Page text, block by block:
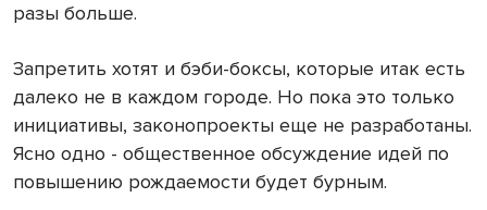
разы больше.
Запретить хотят и бэби-боксы, которые итак есть
далеко не в каждом городе. Но пока это только
инициативы, законопроекты еще не разработаны.
Ясно одно - общественное обсуждение идей по
повышению рождаемости будет бурным.